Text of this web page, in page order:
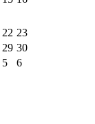
22 23
29 30
5 6